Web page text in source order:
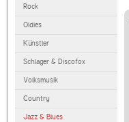
Rock
Oldies
Künstler
Schlager & Discofox
Volksmusik
Country
Jazz & Blues